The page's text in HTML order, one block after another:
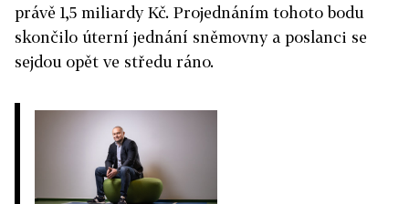
právě 1,5 miliardy Kč. Projednáním tohoto bodu
skončilo úterní jednání sněmovny a poslanci se
sejdou opět ve středu ráno.